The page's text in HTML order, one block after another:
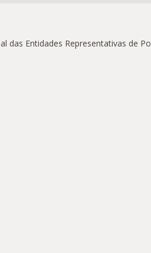
das Entidades Representativas de